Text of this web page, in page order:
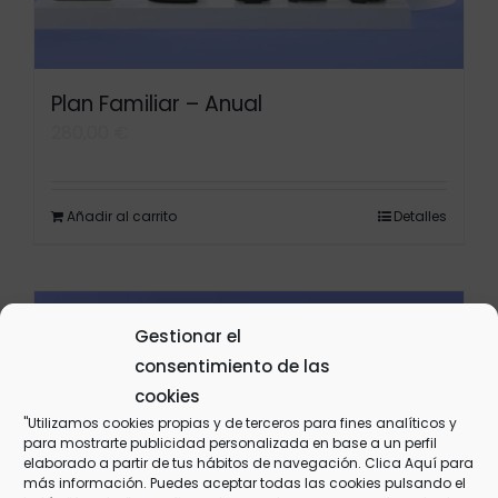
Gestionar el
consentimiento de las
cookies
"Utilizamos cookies propias y de terceros para fines analíticos y
para mostrarte publicidad personalizada en base a un perfil
elaborado a partir de tus hábitos de navegación. Clica Aquípara
más información. Puedes aceptar todas las cookies pulsando el
Plan Familiar – Anual
Añadir al carrito Detalles